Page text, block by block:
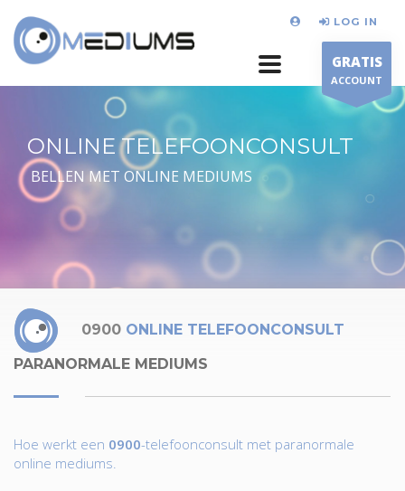
LOG IN
GRATIS
ACCOUNT
ONLINE TELEFOONCONSULT
BELLEN MET ONLINE MEDIUMS
0900 ONLINE TELEFOONCONSULT
PARANORMALE MEDIUMS
Hoe werkt een 0900-telefoonconsult met paranormale
online mediums.